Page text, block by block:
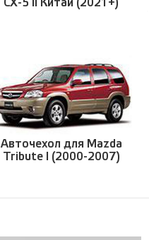
CX-5 II Китай (2021+)
Авточехол для Mazda
Tribute I (2000-2007)